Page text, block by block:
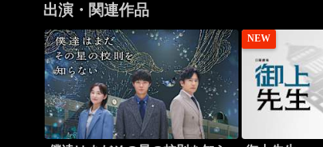
出演・関連作品
NEW